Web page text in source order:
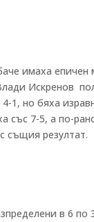
имаха епичен
Искренов
1, но бяха
със 7-5, а по-
същия резултат.
в 6 по